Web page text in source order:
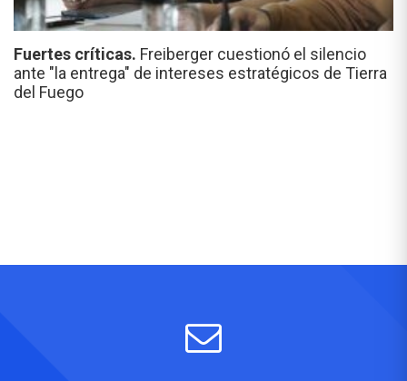
Fuertes críticas. Freiberger cuestionó el silencio
ante "la entrega" de intereses estratégicos de Tierra
del Fuego